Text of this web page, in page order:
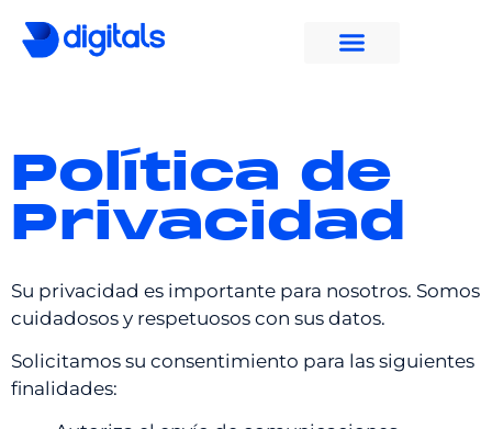
Política de
Privacidad
Su privacidad es importante para nosotros. Somos
cuidadosos y respetuosos con sus datos.
Solicitamos su consentimiento para las siguientes
finalidades: